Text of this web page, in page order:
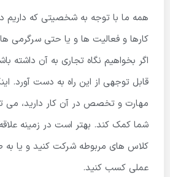
همه ما با توجه به شخصیتی که داریم
کارها و فعالیت ها و یا حتی سرگرمی ها
اگر بخواهیم نگاه تجاری به آن داشته
قابل توجهی از این راه به دست آورد.
مهارت و تخصص در آن کار دارید، می
شما کمک کند. بهتر است در زمینه
کلاس های مربوطه شرکت کنید و یا
عملی کسب کنید.